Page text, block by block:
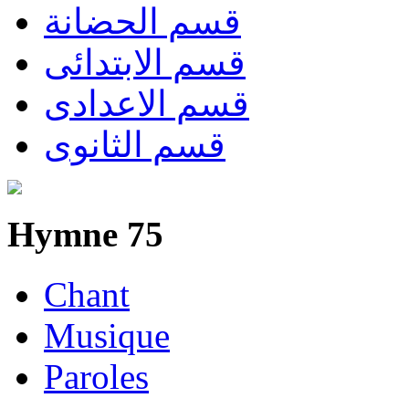
قسم الحضانة
قسم الابتدائى
قسم الاعدادى
قسم الثانوى
Hymne 75
Chant
Musique
Paroles